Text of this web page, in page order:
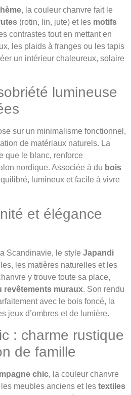
, la couleur chanvre fait le
(rotin, lin, jute) et les motifs
contrastes tout en mettant en
les plaids à franges ou les tapis
un intérieur chaleureux, solaire
lumineuse
sur un minimalisme fonctionnel,
de matériaux naturels. La
que le blanc, renforce
nordique. Associée à du bois
lumineux et facile à vivre
et élégance
Scandinavie, le style Japandi
les matières naturelles et les
y trouve toute sa place,
revêtements muraux. Son rendu
avec le bois foncé, la
jeux d’ombres et de lumière.
: charme rustique
de famille
chic, la couleur chanvre
meubles anciens et les textiles